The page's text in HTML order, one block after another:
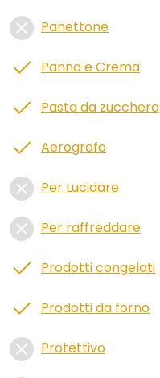
Panettone
Panna e Crema
Pasta da zucchero
Aerografo
Per Lucidare
Per raffreddare
Prodotti congelati
Prodotti da forno
Protettivo